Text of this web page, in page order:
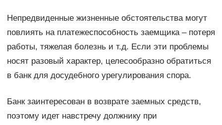
Непредвиденные жизненные обстоятельства могут
повлиять на платежеспособность заемщика – потеря
работы, тяжелая болезнь и т.д. Если эти проблемы
носят разовый характер, целесообразно обратиться
в банк для досудебного урегулирования спора.
Банк заинтересован в возврате заемных средств,
поэтому идет навстречу должнику при